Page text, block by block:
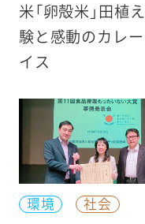
米「卵殻米」田植
験と感動のカレ
イス
環境
社会